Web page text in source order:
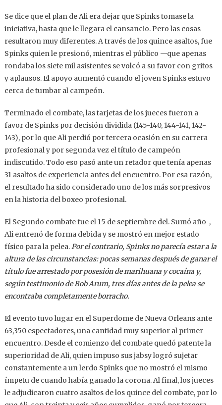
Se dice que el plan de Ali era dejar que Spinks tomase la
iniciativa, hasta que le llegara el cansancio. Pero las cosas
resultaron muy diferentes. A través de los quince asaltos, fue
Spinks quien le presionó, mientras el público —que apenas
rondaba los siete mil asistentes se volcó a su favor con gritos
y aplausos. El apoyo aumentó cuando el joven Spinks estuvo
cerca de tumbar al campeón.
Terminado el combate, las tarjetas de los jueces fueron a
favor de Spinks por decisión dividida (145-140, 144-141, 142-
143), por lo que Ali perdió por tercera ocasión en su carrera
profesional y por segunda vez el título de campeón
indiscutido. Todo eso pasó ante un retador que tenía apenas
31 asaltos de experiencia antes del encuentro. Por esa razón,
el resultado ha sido considerado uno de los más sorpresivos
en la historia del boxeo profesional.
El Segundo combate fue el 15 de septiembre del. Sumó año ,
Ali entrenó de forma debida y se mostró en mejor estado
físico para la pelea.Por el contrario, Spinks no parecía estar a la
altura de las circunstancias: pocas semanas después de ganar el
título fue arrestado por posesión de marihuana y cocaína y,
según testimonio de Bob Arum, tres días antes de la pelea se
encontraba completamente borracho.
El evento tuvo lugar en el Superdome de Nueva Orleans ante
63,350 espectadores, una cantidad muy superior al primer
encuentro. Desde el comienzo del combate quedó patente la
superioridad de Ali, quien impuso sus jabsy logró sujetar
constantemente a un lerdo Spinks que no mostró el mismo
ímpetu de cuando había ganado la corona. Al final, los jueces
le adjudicaron cuatro asaltos de los quince del combate, por lo